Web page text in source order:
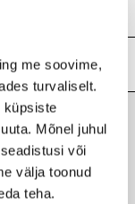
me soovime,
turvaliselt.
küpsiste
Mõnel juhul
või
välja toonud
teha.
Cetearyl
Sodium
Caproyl/Lauroyl
Usitatissimum
Glyceryl
Arvense
Gum, Sodium
Potassium
5-10 minutit ja